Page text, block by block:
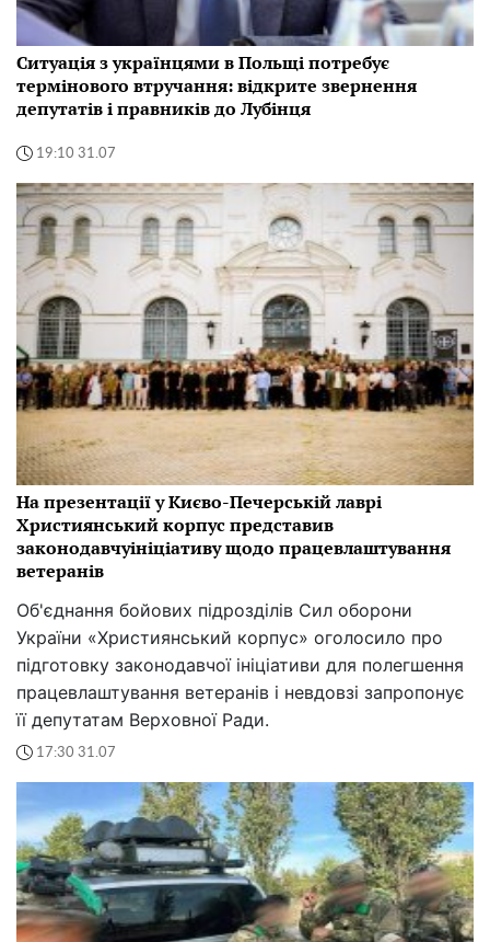
Ситуація з українцями в Польщі потребує
термінового втручання: відкрите звернення
депутатів і правників до Лубінця
19:10 31.07
На презентації у Києво-Печерській лаврі
Християнський корпус представив
законодавчуініціативу щодо працевлаштування
ветеранів
Об'єднання бойових підрозділів Сил оборони
України «Християнський корпус» оголосило про
підготовку законодавчої ініціативи для полегшення
працевлаштування ветеранів і невдовзі запропонує
її депутатам Верховної Ради.
17:30 31.07